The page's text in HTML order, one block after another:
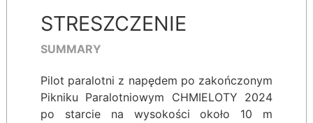
STRESZCZENIE
SUMMARY
Pilot paralotni z napędem po zakończonym
Pikniku Paralotniowym CHMIELOTY 2024
po starcie na wysokości około 10 m